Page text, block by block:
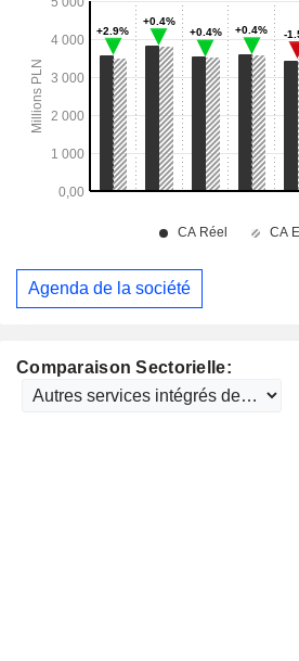
Comparaison Sectorielle:
Agenda de la société